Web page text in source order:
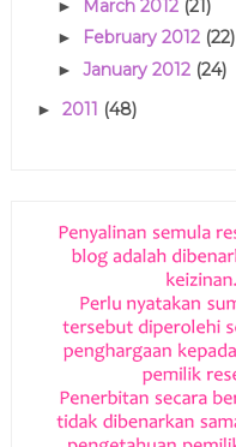
► March 2012 (21)
► February 2012 (22)
► January 2012 (24)
► 2011 (48)